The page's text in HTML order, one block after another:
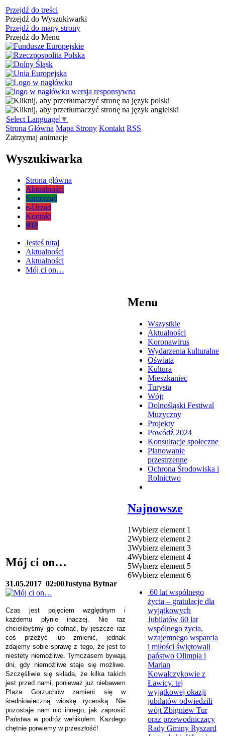
Przejdź do treści
Przejdź do Wyszukiwarki
Przejdź do mapy strony
Przejdź do Menu
Select Language ▼
Strona Główna Mapa Strony Kontakt RSS
Zatrzymaj animacje
Wyszukiwarka
Strona główna
Aktualności
Samorząd
e-Urząd
Kontakt
BIP
Jesteś tutaj
Aktualności
Aktualności
Mój ci on…
Mój ci on…
31.05.2017 02:00Justyna Bytnar
Czas jest pojęciem względnym i
każdemu płynie inaczej. Nie raz
chcielibyśmy go cofnąć, by jeszcze raz
coś przeżyć lub zmienić, jednak
zdajemy sobie sprawę z tego, że jest to
niestety niemożliwe. Tymczasem bywają
dni, gdy niemożliwe staje się możliwe.
Szczęśliwie się składa, że kilka takich
jest przed nami, ponieważ już niebawem
Plaża Gorzuchów zamieni się w
średniowieczną wioskę rycerską. Nie
pozostaje nam nic innego, jak zaprosić
Państwa w podróż wehikułem. Każdego
chętnie porwiemy w przeszłość!
Menu
Wszystkie
Aktualności
Koronawirus
Wydarzenia kulturalne
Oświata
Kultura
Mieszkaniec
Turysta
Wójt
Dolnośląski Festiwal
Muzyczny
Projekty
Powódź 2024
Konsultacje społeczne
Planowanie
przestrzenne
Ochrona Środowiska i
Rolnictwo
Najnowsze
1Wybierz element 1
2Wybierz element 2
3Wybierz element 3
4Wybierz element 4
5Wybierz element 5
6Wybierz element 6
60 lat wspólnego
życia – gratulacje dla
wyjątkowych
Jubilatów 60 lat
wspólnego życia,
wzajemnego wsparcia
i miłości świętowali
państwo Olimpia i
Marian
Kowalczykowie z
Ławicy. tej
wyjątkowej okazji
jubilatów odwiedzili
wójt Zbigniew Tur
oraz przewodniczący
Rady Gminy Ryszard